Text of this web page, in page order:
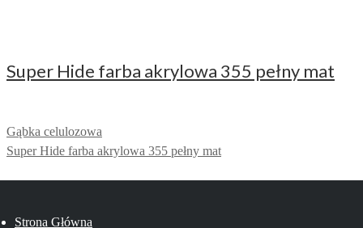
Super Hide farba akrylowa 355 pełny mat
Gąbka celulozowa
Super Hide farba akrylowa 355 pełny mat
Strona Główna